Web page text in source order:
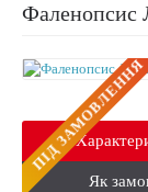
Фаленопсис
ПIД ЗАМОВЛЕННЯ
Як